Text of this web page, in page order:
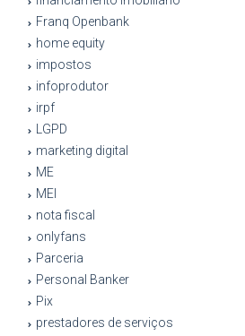
Franq Openbank
home equity
impostos
infoprodutor
irpf
LGPD
marketing digital
ME
MEI
nota fiscal
onlyfans
Parceria
Personal Banker
Pix
prestadores de serviços